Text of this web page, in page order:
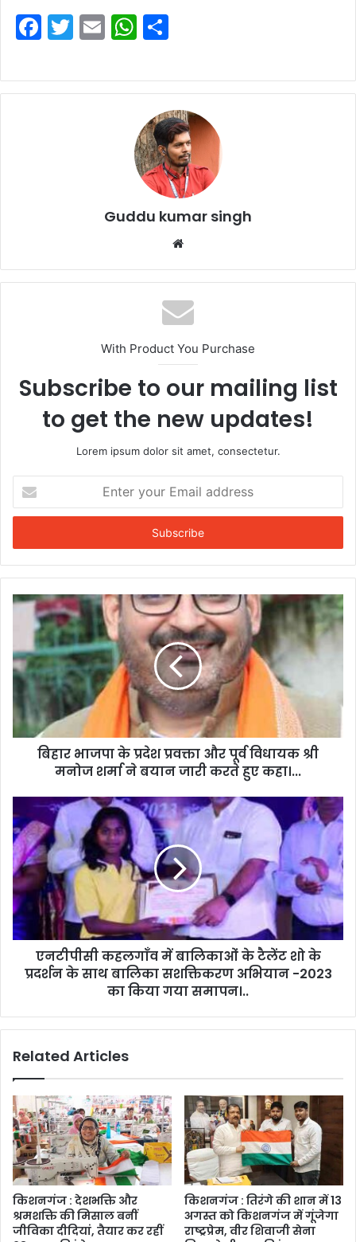
F
c
e
T
itt
er
E
ai
l
W
at
s
A
p
p
ar
e
Guddu kumar singh
Website
With Product You Purchase
Subscribe to our mailing list
to get the new updates!
Lorem ipsum dolor sit amet, consectetur.
your
Email
बिहार भाजपा के प्रदेश प्रवक्ता और पूर्व विधायक श्री
मनोज शर्मा ने बयान जारी करते हुए कहा।...
एनटीपीसी कहलगाँव में बालिकाओं के टैलेंट शो के
प्रदर्शन के साथ बालिका सशक्तिकरण अभियान -2023
का किया गया समापन।..
Related Articles
किशनगंज : देशभक्ति और
श्रमशक्ति की मिसाल बनीं
जीविका दीदियां, तैयार कर रहीं
किशनगंज : तिरंगे की शान में 13
अगस्त को किशनगंज में गूंजेगा
राष्ट्रप्रेम, वीर शिवाजी सेना